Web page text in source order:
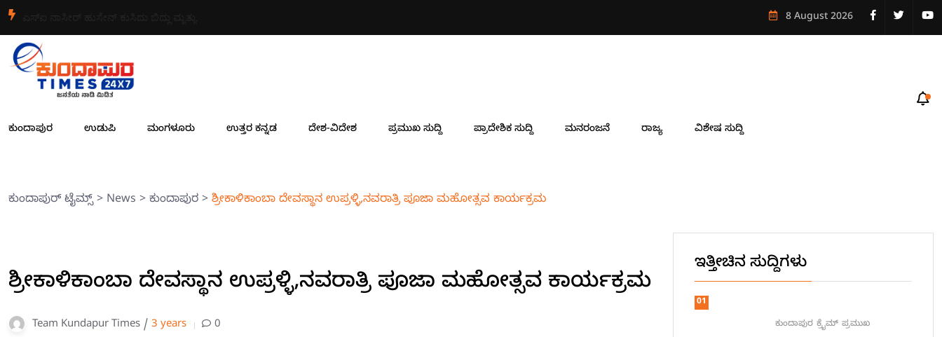
8 August 2026
ಕುಂದಾಪುರ ಉಡುಪಿ ಮಂಗಳೂರು ಉತ್ತರ ಕನ್ನಡ ದೇಶ-ವಿದೇಶ ಪ್ರಮುಖ ಸುದ್ದಿ ಪ್ರಾದೇಶಿಕ ಸುದ್ದಿ ಮನರಂಜನೆ ರಾಜ್ಯ ವಿಶೇಷ ಸುದ್ದಿ
ಕುಂದಾಪುರ್ ಟೈಮ್ಸ್> News > ಕುಂದಾಪುರ > ಶ್ರೀಕಾಳಿಕಾಂಬಾ ದೇವಸ್ಥಾನ ಉಪ್ರಳ್ಳಿ,ನವರಾತ್ರಿ ಪೂಜಾ ಮಹೋತ್ಸವ ಕಾರ್ಯಕ್ರಮ
ಶ್ರೀಕಾಳಿಕಾಂಬಾ ದೇವಸ್ಥಾನ ಉಪ್ರಳ್ಳಿ,ನವರಾತ್ರಿ ಪೂಜಾ ಮಹೋತ್ಸವ ಕಾರ್ಯಕ್ರಮ
Team Kundapur Times / 3 years 0
ಇತ್ತೀಚಿನ ಸುದ್ದಿಗಳು
01
ಕುಂದಾಪುರ ಕ್ರೈಮ್ ಪ್ರಮುಖ